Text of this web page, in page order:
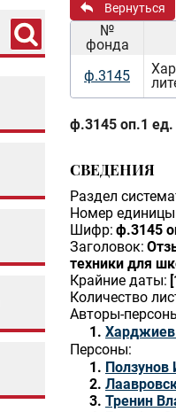
Вернуться
№
фонда
ф.3145
ф.3145 оп.1 ед.
СВЕДЕНИЯ
Раздел
Номер единицы
Шифр: ф.3145
Заголовок:
техники для
Крайние даты:
Количество
Авторы-
Персоны:
Ползунов
Тренин